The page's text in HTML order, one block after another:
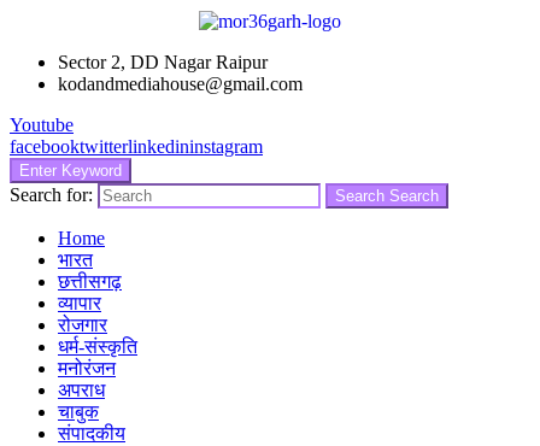
Sector 2, DD Nagar Raipur
kodandmediahouse@gmail.com
Youtube
facebooktwitterlinkedininstagram
Enter Keyword
Search for: Search Search
Home
भारत
छत्तीसगढ़
व्यापार
रोजगार
धर्म-संस्कृति
मनोरंजन
अपराध
चाबुक
संपादकीय